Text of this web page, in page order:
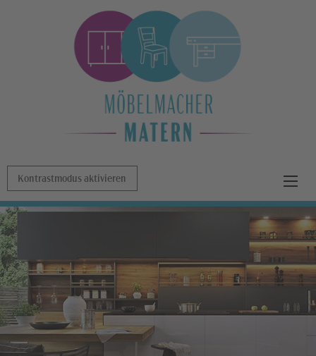
Kontrastmodus aktivieren